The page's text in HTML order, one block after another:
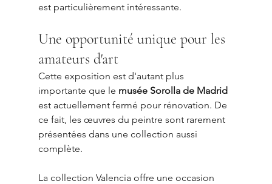
est particulièrement intéressante.
Une opportunité unique pour les
amateurs d'art
Cette exposition est d'autant plus
importante que le musée Sorolla de Madrid
est actuellement fermé pour rénovation. De
ce fait, les œuvres du peintre sont rarement
présentées dans une collection aussi
complète.
La collection Valencia offre une occasion